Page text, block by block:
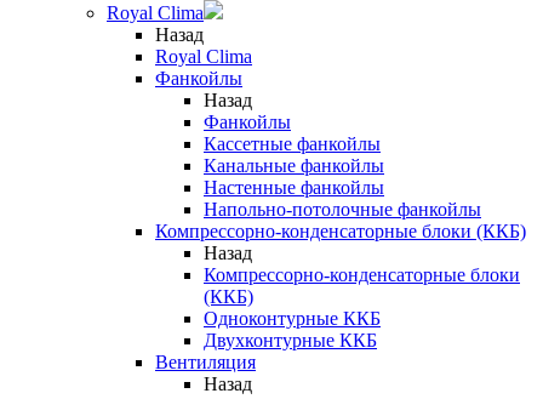
Royal Clima
Назад
Royal Clima
Фанкойлы
Назад
Фанкойлы
Кассетные фанкойлы
Канальные фанкойлы
Настенные фанкойлы
Напольно-потолочные фанкойлы
Компрессорно-конденсаторные блоки (ККБ)
Назад
Компрессорно-конденсаторные блоки
(ККБ)
Одноконтурные ККБ
Двухконтурные ККБ
Вентиляция
Назад